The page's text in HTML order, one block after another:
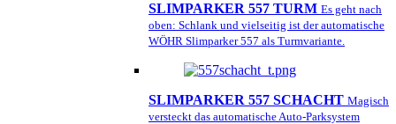
SLIMPARKER 557 TURM Es geht nach
oben: Schlank und vielseitig ist der automatische
WÖHR Slimparker 557 als Turmvariante.
SLIMPARKER 557 SCHACHT Magisch
versteckt das automatische Auto-Parksystem